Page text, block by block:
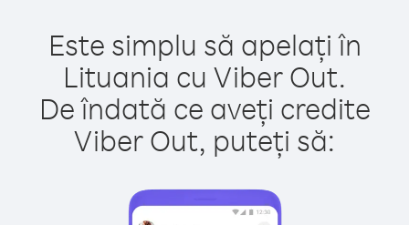
Este simplu să apelați în
Lituania cu Viber Out.
De îndată ce aveți credite
Viber Out, puteți să: